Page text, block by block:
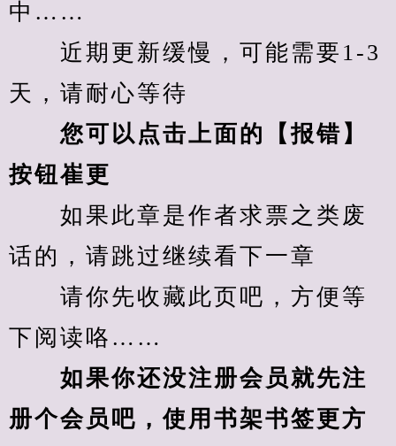
中……
近期更新缓慢，可能需要1-3
天，请耐心等待
您可以点击上面的【报错】
按钮崔更
如果此章是作者求票之类废
话的，请跳过继续看下一章
请你先收藏此页吧，方便等
下阅读咯……
如果你还没注册会员就先注
册个会员吧，使用书架书签更方